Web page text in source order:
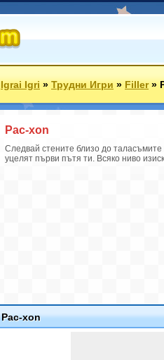
Igrai Igri»Трудни Игри»Filler»
Pac-xon
Следвай стените близо до
уцелят първи пътя ти. Всяко ниво
Pac-xon